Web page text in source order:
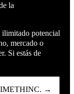
la
ilimitado potencial
mercado o
Si estás de
→